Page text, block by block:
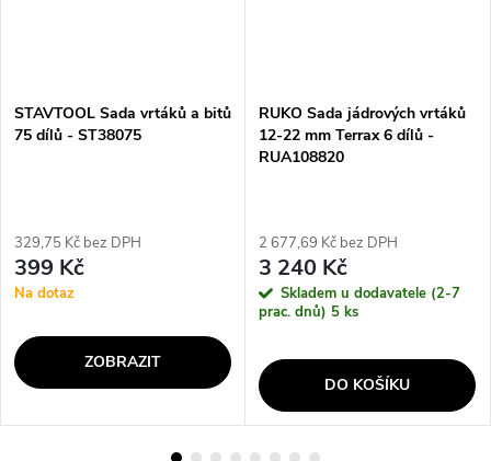
STAVTOOL Sada vrtáků a bitů
75 dílů - ST38075
329,75 Kč bez DPH
399 Kč
Na dotaz
ZOBRAZIT
RUKO Sada jádrových vrtáků
12-22 mm Terrax 6 dílů -
RUA108820
2 677,69 Kč bez DPH
3 240 Kč
Skladem u dodavatele (2-7
prac. dnů) 5 ks
DO KOŠÍKU